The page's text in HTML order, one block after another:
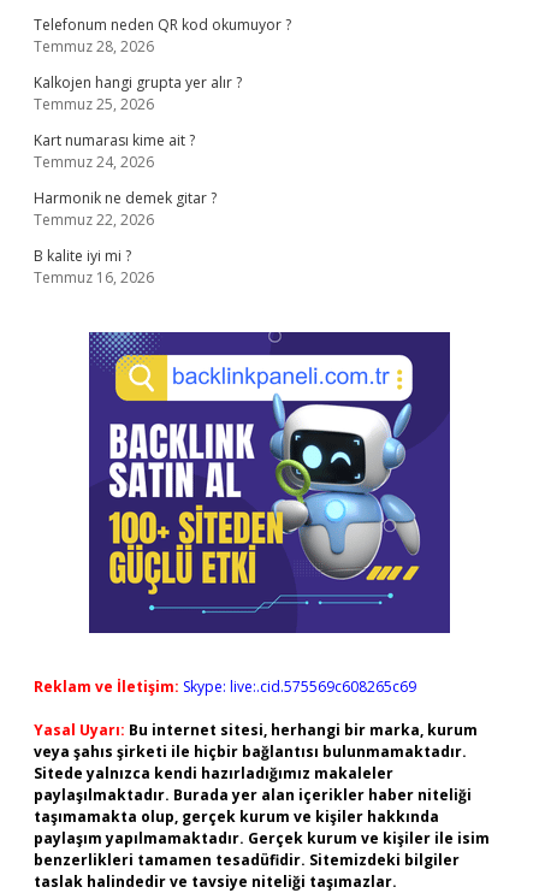
Telefonum neden QR kod okumuyor ?
Temmuz 28, 2026
Kalkojen hangi grupta yer alır ?
Temmuz 25, 2026
Kart numarası kime ait ?
Temmuz 24, 2026
Harmonik ne demek gitar ?
Temmuz 22, 2026
B kalite iyi mi ?
Temmuz 16, 2026
Reklam ve İletişim: Skype: live:.cid.575569c608265c69
Yasal Uyarı: Bu internet sitesi, herhangi bir marka, kurum
veya şahıs şirketi ile hiçbir bağlantısı bulunmamaktadır.
Sitede yalnızca kendi hazırladığımız makaleler
paylaşılmaktadır. Burada yer alan içerikler haber niteliği
taşımamakta olup, gerçek kurum ve kişiler hakkında
paylaşım yapılmamaktadır. Gerçek kurum ve kişiler ile isim
benzerlikleri tamamen tesadüfidir. Sitemizdeki bilgiler
taslak halindedir ve tavsiye niteliği taşımazlar.